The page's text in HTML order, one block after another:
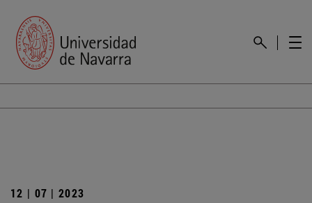
12 | 07 | 2023